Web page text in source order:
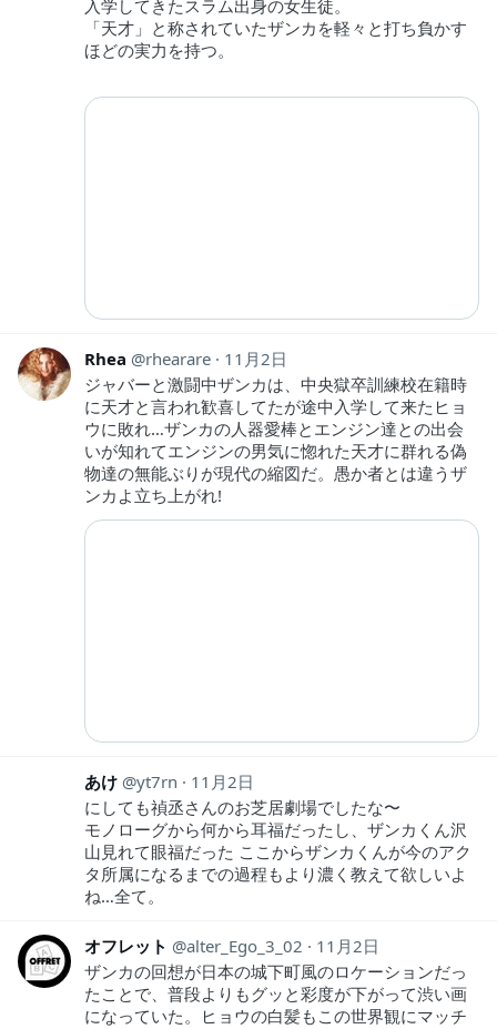
入学してきたスラム出身の女生徒。
「天才」と称されていたザンカを軽々と打ち負かす
ほどの実力を持つ。
Rhea rhearare
11月2日
ジャバーと激闘中ザンカは、中央獄卒訓練校在籍時
に天才と言われ歓喜してたが途中入学して来たヒョ
ウに敗れ…ザンカの人器愛棒とエンジン達との出会
いが知れてエンジンの男気に惚れた天才に群れる偽
物達の無能ぶりが現代の縮図だ。愚か者とは違うザ
ンカよ立ち上がれ!
あけ yt7rn
11月2日
にしても禎丞さんのお芝居劇場でしたな〜
モノローグから何から耳福だったし、ザンカくん沢
山見れて眼福だった ここからザンカくんが今のアク
タ所属になるまでの過程もより濃く教えて欲しいよ
ね…全て。
オフレット alter_Ego_3_02
11月2日
ザンカの回想が日本の城下町風のロケーションだっ
たことで、普段よりもグッと彩度が下がって渋い画
になっていた。ヒョウの白髪もこの世界観にマッチ